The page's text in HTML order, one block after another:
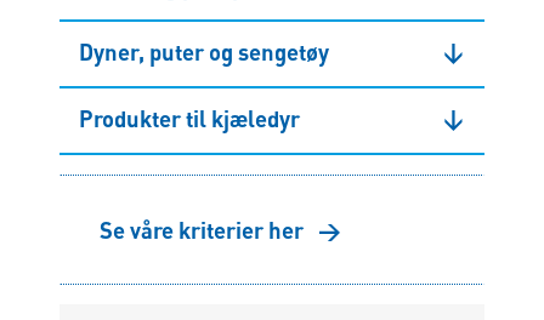
Dyner, puter og sengetøy ↓
Produkter til kjæledyr ↓
Se våre kriterier her →